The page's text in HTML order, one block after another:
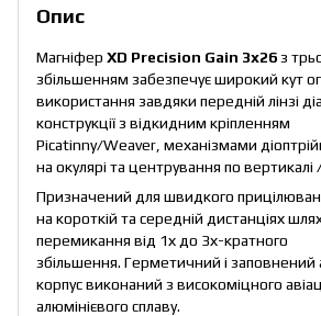
Опис
Магніфер XD Precision Gain 3x26 з
збільшенням забезпечує широкий кут
використання завдяки передній лінзі
конструкції з відкидним кріпленням
Picatinny/Weaver, механізмами
на окулярі та центрування по вертикалі
Призначений для швидкого
на короткій та середній дистанціях
перемикання від 1х до 3х-кратного
збільшення. Герметичний і заповнений
корпус виконаний з високоміцного
алюмінієвого сплаву.